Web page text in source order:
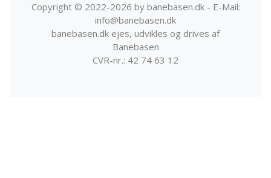
Copyright © 2022-2026 by banebasen.dk - E-Mail:
info@banebasen.dk
banebasen.dk ejes, udvikles og drives af
Banebasen
CVR-nr.: 42 74 63 12